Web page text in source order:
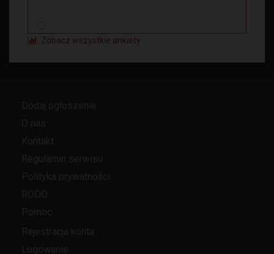
Zobacz wszystkie ankiety